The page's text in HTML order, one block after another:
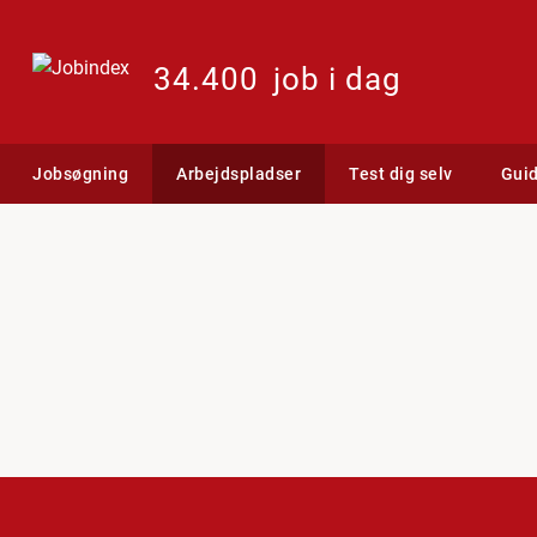
34.400 job i dag
Jobsøgning Arbejdspladser Test dig selv